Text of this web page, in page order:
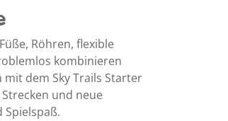
Röhren, flexible
kombinieren
dem Sky Trails Starter
und neue